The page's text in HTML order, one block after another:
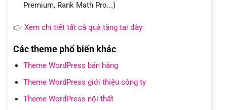
Premium, Rank Math Pro...)
👉 Xem chi tiết tất cả quà tặng tại đây
Các theme phổ biến khác
Theme WordPress bán hàng
Theme WordPress giới thiệu công ty
Theme WordPress nội thất